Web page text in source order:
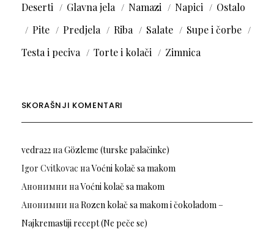
Deserti Glavna jela Namazi Napici
Ostalo
Pite
Predjela Riba Salate
Supe i čorbe
Testa i peciva
Torte i kolači Zimnica
SKORAŠNJI KOMENTARI
vedra22наGözleme (turske palačinke)
Igor Cvitkovac наVoćni kolač sa makom
Анонимни наVoćni kolač sa makom
Анонимни наRozen kolač sa makom i čokoladom –
Najkremastiji recept (Ne peče se)